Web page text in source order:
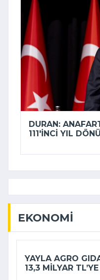
DURAN:
111'INCI YIL
EKONOMI
YAYLA AGRO
13,3 MILYAR